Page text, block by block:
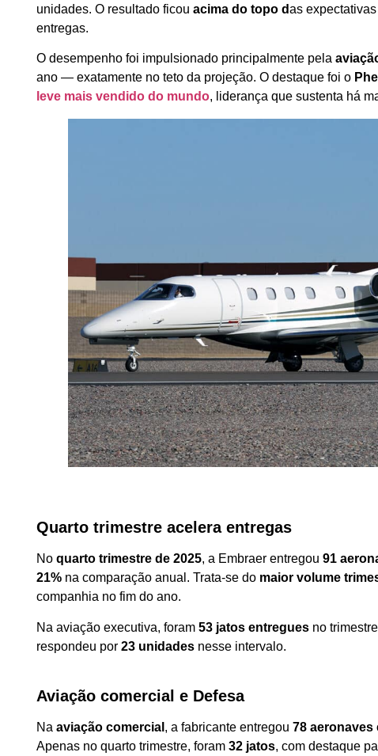
unidades. O resultado ficouacima do topo das
entregas.
O desempenho foi impulsionado principalmente pela
ano — exatamente no teto da projeção. O destaque foi o
leve mais vendido do mundo, liderança que sustenta há
Quarto trimestre acelera entregas
Noquarto trimestre de 2025, a Embraer entregou91
21% na comparação anual. Trata-se do maior volume
companhia no fim do ano.
Na aviação executiva, foram53 jatos entregues no
respondeu por23 unidades nesse intervalo.
Aviação comercial e Defesa
Naaviação comercial , a fabricante entregou78 aeronaves
Apenas no quarto trimestre, foram32 jatos, com destaque